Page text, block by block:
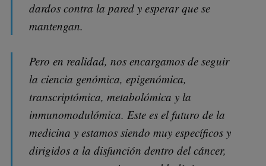
dardos contra la pared y esperar que se
mantengan.
Pero en realidad, nos encargamos de seguir
la ciencia genómica, epigenómica,
transcriptómica, metabolómica y la
inmunomodulómica. Este es el futuro de la
medicina y estamos siendo muy específicos y
dirigidos a la disfunción dentro del cáncer,